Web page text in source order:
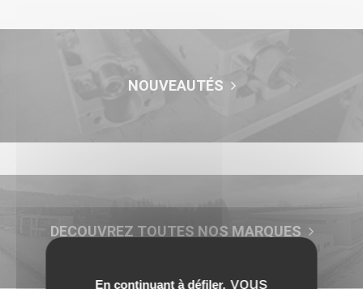
En continuant à défiler, vous
NOUVEAUTÉS
DECOUVREZ TOUTES NOS MARQUES